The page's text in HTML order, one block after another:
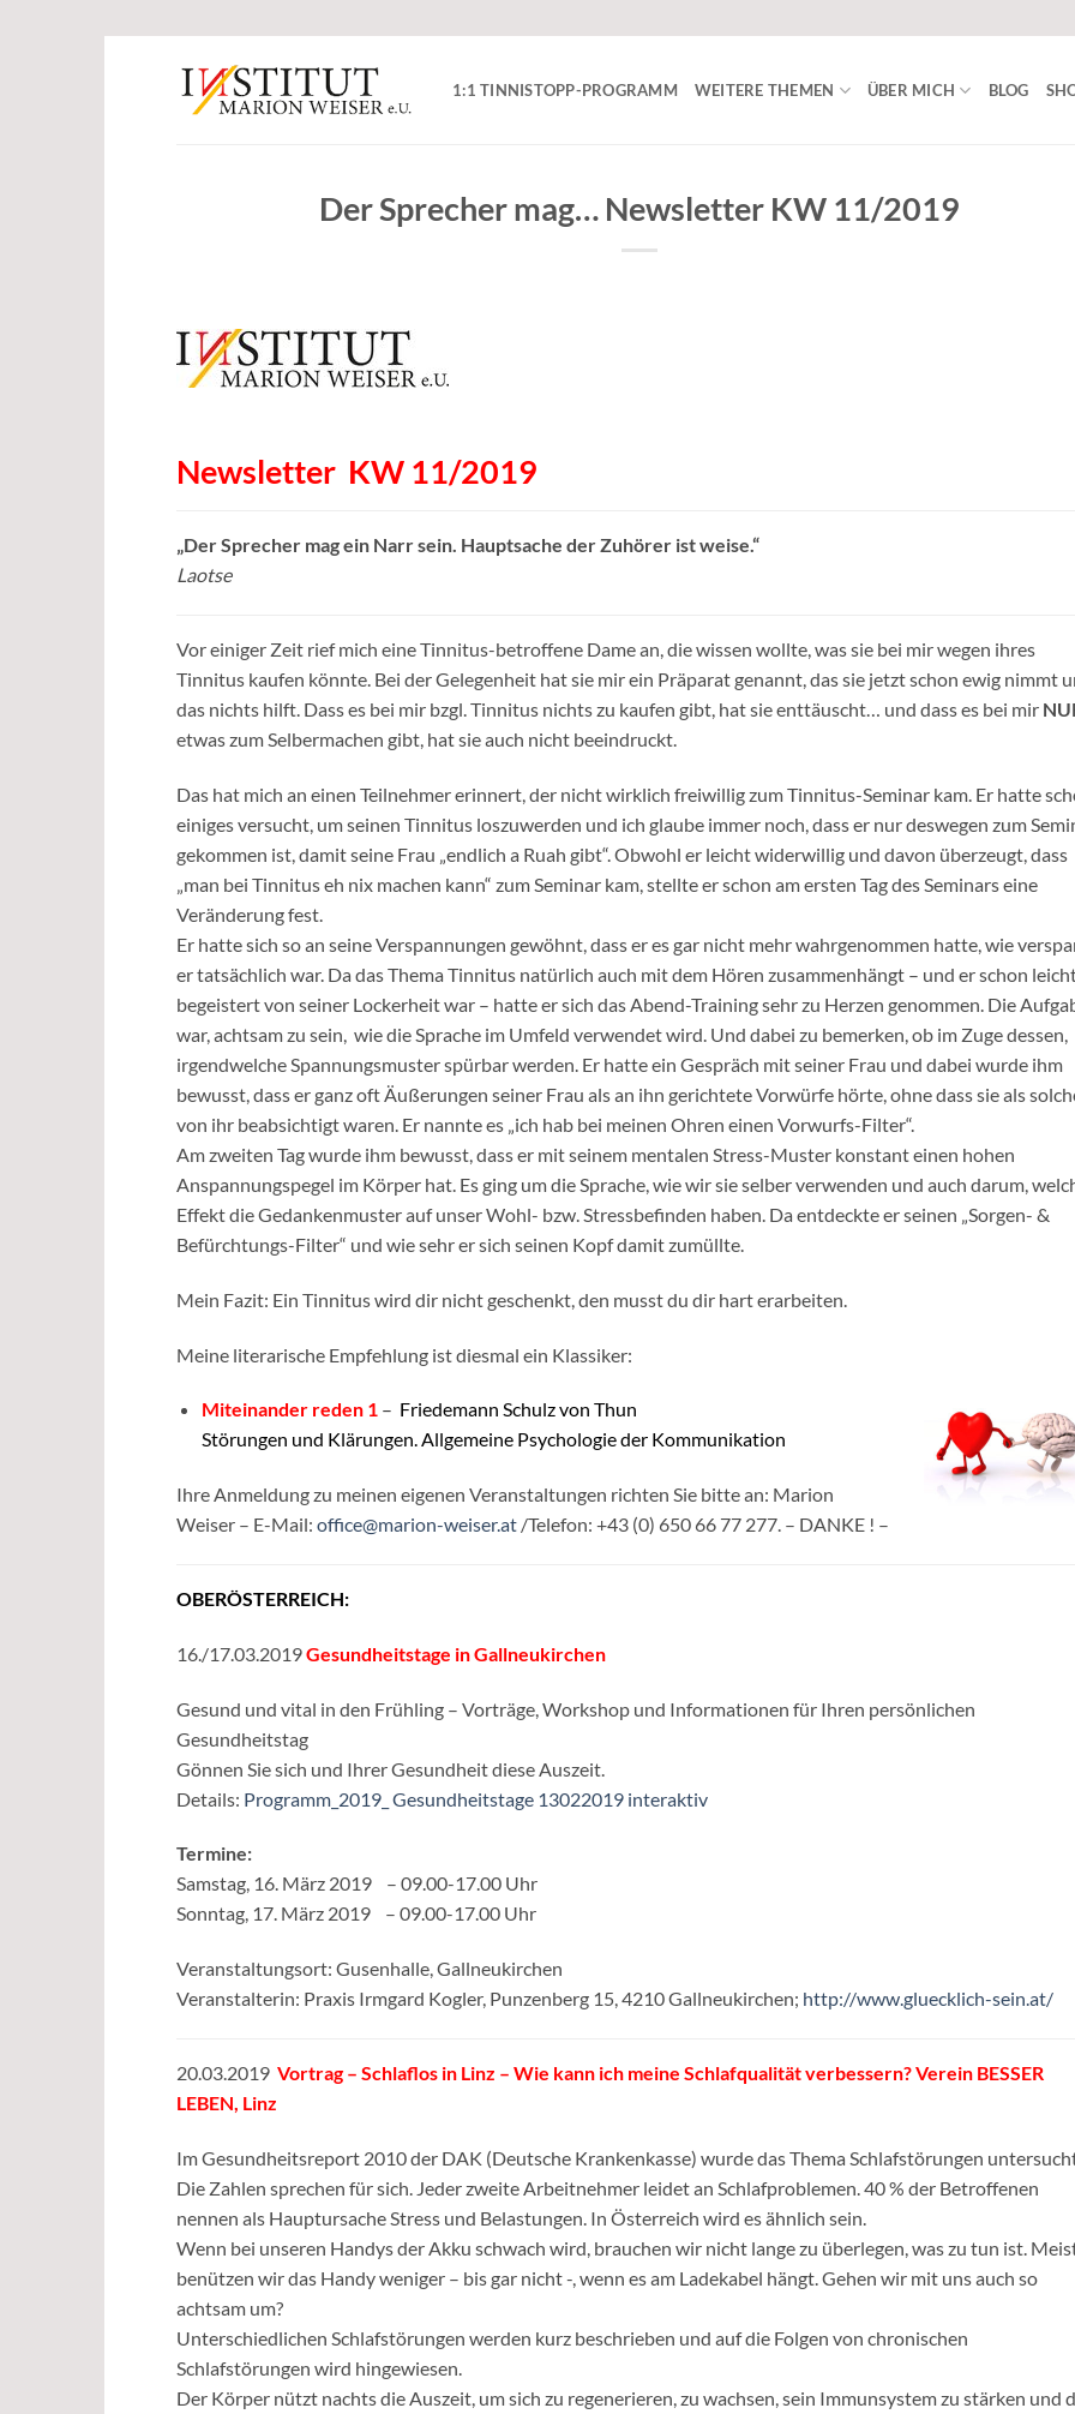
1:1 TINNISTOPP-PROGRAMM WEITERE THEMEN ÜBER MICH BLOG
Der Sprecher mag… Newsletter KW 11/2019
Newsletter KW 11/2019
„Der Sprecher mag ein Narr sein. Hauptsache der Zuhörer ist weise.“
Laotse
Vor einiger Zeit rief mich eine Tinnitus-betroffene Dame an, die wissen wollte, was sie bei mir wegen ihres
Tinnitus kaufen könnte. Bei der Gelegenheit hat sie mir ein Präparat genannt, das sie jetzt schon ewig nimmt
das nichts hilft. Dass es bei mir bzgl. Tinnitus nichts zu kaufen gibt, hat sie enttäuscht… und dass es bei mir
etwas zum Selbermachen gibt, hat sie auch nicht beeindruckt.
Das hat mich an einen Teilnehmer erinnert, der nicht wirklich freiwillig zum Tinnitus-Seminar kam. Er hatte
einiges versucht, um seinen Tinnitus loszuwerden und ich glaube immer noch, dass er nur deswegen zum
gekommen ist, damit seine Frau „endlich a Ruah gibt“. Obwohl er leicht widerwillig und davon überzeugt, dass
„man bei Tinnitus eh nix machen kann“ zum Seminar kam, stellte er schon am ersten Tag des Seminars eine
Veränderung fest.
Er hatte sich so an seine Verspannungen gewöhnt, dass er es gar nicht mehr wahrgenommen hatte, wie
er tatsächlich war. Da das Thema Tinnitus natürlich auch mit dem Hören zusammenhängt – und er schon
begeistert von seiner Lockerheit war – hatte er sich das Abend-Training sehr zu Herzen genommen. Die
war, achtsam zu sein, wie die Sprache im Umfeld verwendet wird. Und dabei zu bemerken, ob im Zuge dessen,
irgendwelche Spannungsmuster spürbar werden. Er hatte ein Gespräch mit seiner Frau und dabei wurde ihm
bewusst, dass er ganz oft Äußerungen seiner Frau als an ihn gerichtete Vorwürfe hörte, ohne dass sie als
von ihr beabsichtigt waren. Er nannte es „ich hab bei meinen Ohren einen Vorwurfs-Filter“.
Am zweiten Tag wurde ihm bewusst, dass er mit seinem mentalen Stress-Muster konstant einen hohen
Anspannungspegel im Körper hat. Es ging um die Sprache, wie wir sie selber verwenden und auch darum,
Effekt die Gedankenmuster auf unser Wohl- bzw. Stressbefinden haben. Da entdeckte er seinen „Sorgen- &
Befürchtungs-Filter“ und wie sehr er sich seinen Kopf damit zumüllte.
Mein Fazit: Ein Tinnitus wird dir nicht geschenkt, den musst du dir hart erarbeiten.
Meine literarische Empfehlung ist diesmal ein Klassiker:
Miteinander reden 1– Friedemann Schulz von Thun
Störungen und Klärungen. Allgemeine Psychologie der Kommunikation
Ihre Anmeldung zu meinen eigenen Veranstaltungen richten Sie bitte an: Marion
Weiser – E-Mail: office@marion-weiser.at /Telefon: +43 (0) 650 66 77 277. – DANKE ! –
OBERÖSTERREICH:
16./17.03.2019Gesundheitstage in Gallneukirchen
Gesund und vital in den Frühling – Vorträge, Workshop und Informationen für Ihren persönlichen
Gesundheitstag
Gönnen Sie sich und Ihrer Gesundheit diese Auszeit.
Details: Programm_2019_ Gesundheitstage 13022019 interaktiv
Termine:
Samstag, 16. März 2019 – 09.00-17.00 Uhr
Sonntag, 17. März 2019 – 09.00-17.00 Uhr
Veranstaltungsort: Gusenhalle, Gallneukirchen
Veranstalterin: Praxis Irmgard Kogler, Punzenberg 15, 4210 Gallneukirchen; http://www.gluecklich-sein.at/
20.03.2019 Vortrag – Schlaflos in Linz – Wie kann ich meine Schlafqualität verbessern? Verein BESSER
LEBEN, Linz
Im Gesundheitsreport 2010 der DAK (Deutsche Krankenkasse) wurde das Thema Schlafstörungen
Die Zahlen sprechen für sich. Jeder zweite Arbeitnehmer leidet an Schlafproblemen. 40 % der Betroffenen
nennen als Hauptursache Stress und Belastungen. In Österreich wird es ähnlich sein.
Wenn bei unseren Handys der Akku schwach wird, brauchen wir nicht lange zu überlegen, was zu tun ist.
benützen wir das Handy weniger – bis gar nicht -, wenn es am Ladekabel hängt. Gehen wir mit uns auch so
achtsam um?
Unterschiedlichen Schlafstörungen werden kurz beschrieben und auf die Folgen von chronischen
Schlafstörungen wird hingewiesen.
Der Körper nützt nachts die Auszeit, um sich zu regenerieren, zu wachsen, sein Immunsystem zu stärken und